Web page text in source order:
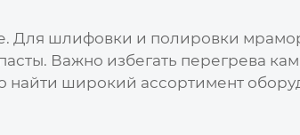
Для шлифовки и полировки
Важно избегать перегрева
найти широкий ассортимент